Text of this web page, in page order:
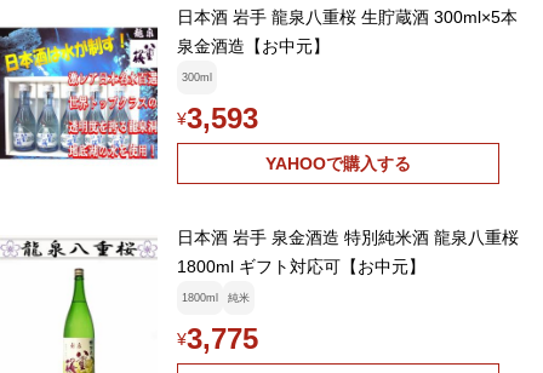
日本酒 岩手 龍泉八重桜 生貯蔵酒 300ml×5本
泉金酒造【お中元】
300ml
¥3,593
YAHOOで購入する
日本酒 岩手 泉金酒造 特別純米酒 龍泉八重桜
1800ml ギフト対応可【お中元】
1800ml 純米
¥3,775